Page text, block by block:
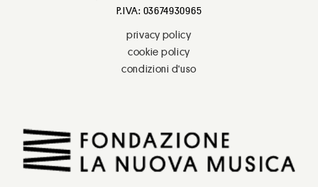
P.IVA: 03674930965
privacy policy
cookie policy
condizioni d'uso